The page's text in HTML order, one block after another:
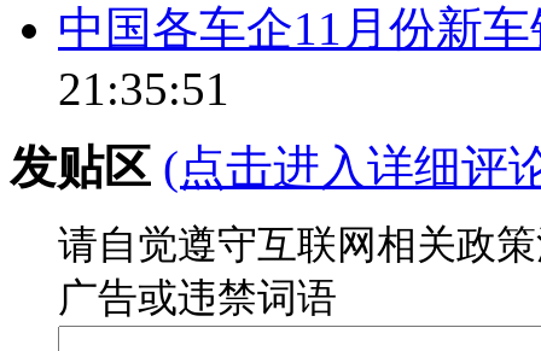
中国各车企11月份新
21:35:51
发贴区 (点击进入详细评
请自觉遵守互联网相关政
广告或违禁词语